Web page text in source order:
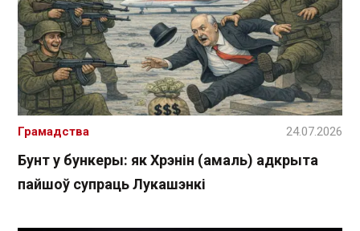
Бунт у бункеры: як Хрэнін (амаль) адкрыта
пайшоў супраць Лукашэнкі
Грамадства 24.07.2026